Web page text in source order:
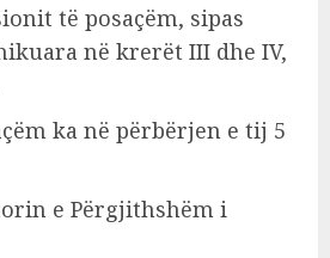
të posaçëm, sipas
në krerët III dhe IV,
ka në përbërjen e tij 5
e Përgjithshëm i